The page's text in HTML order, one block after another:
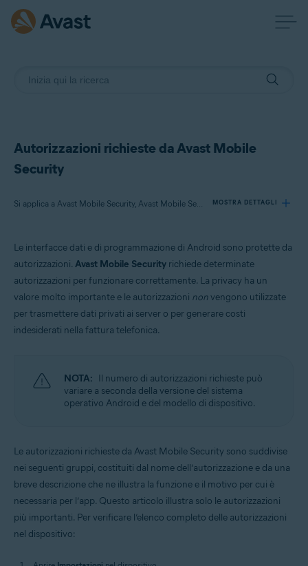
Autorizzazioni richieste da Avast Mobile
Security
Si applica a Avast Mobile Security, Avast Mobile Security Premium MOSTRA DETTAGLI
Avast Mobile Security Premium
Sistemi operativi:
Android
Le interfacce dati e di programmazione di Android sono protette da
autorizzazioni. Avast Mobile Security richiede determinate
autorizzazioni per funzionare correttamente. La privacy ha un
valore molto importante e le autorizzazioni nonvengono utilizzate
per trasmettere dati privati ai server o per generare costi
indesiderati nella fattura telefonica.
NOTA: Il numero di autorizzazioni richieste può
variare a seconda della versione del sistema
operativo Android e del modello di dispositivo.
Le autorizzazioni richieste da Avast Mobile Security sono suddivise
nei seguenti gruppi, costituiti dal nome dell’autorizzazione e da una
breve descrizione che ne illustra la funzione e il motivo per cui è
necessaria per l’app. Questo articolo illustra solo le autorizzazioni
più importanti. Per verificare l’elenco completo delle autorizzazioni
nel dispositivo: